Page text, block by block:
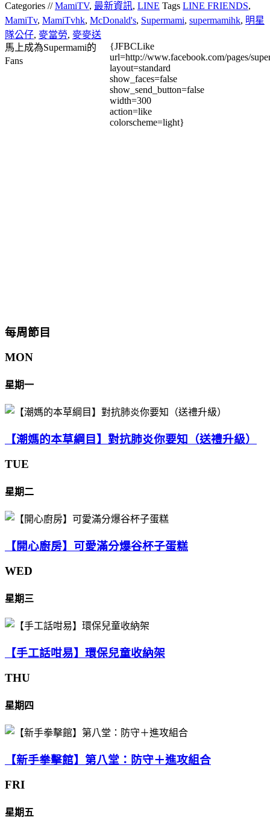
Categories //MamiTV, 最新資訊, LINE Tags LINE FRIENDS,
MamiTv, MamiTvhk, McDonald's, Supermami, supermamihk, 明星
隊公仔, 麥當勞, 麥麥送
馬上成為Supermami的
Fans
{JFBCLike
url=http://www.facebook.com/pages/
layout=standard
show_faces=false
show_send_button=false
width=300
action=like
colorscheme=light}
每周節目
MON
星期一
【潮媽的本草綱目】對抗肺炎你要知（送禮升級）
TUE
星期二
【開心廚房】可愛滿分爆谷杯子蛋糕
WED
星期三
【手工話咁易】環保兒童收納架
THU
星期四
【新手拳擊館】第八堂：防守＋進攻組合
FRI
星期五